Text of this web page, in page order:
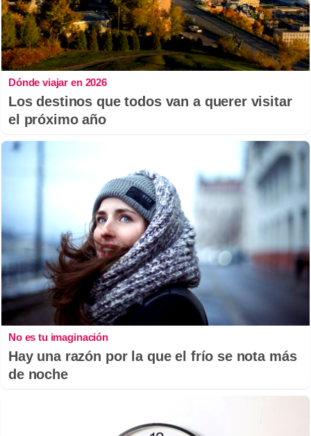
Dónde viajar en 2026
Los destinos que todos van a querer visitar
el próximo año
No es tu imaginación
Hay una razón por la que el frío se nota más
de noche